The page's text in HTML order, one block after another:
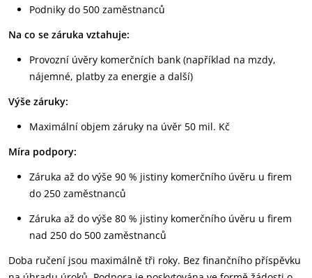
Podniky do 500 zaměstnanců
Na co se záruka vztahuje:
Provozní úvěry komerčních bank (například na mzdy,
nájemné, platby za energie a další)
Výše záruky:
Maximální objem záruky na úvěr 50 mil. Kč
Míra podpory:
Záruka až do výše 90 % jistiny komerčního úvěru u firem
do 250 zaměstnanců
Záruka až do výše 80 % jistiny komerčního úvěru u firem
nad 250 do 500 zaměstnanců
Doba ručení jsou maximálně tři roky. Bez finančního příspěvku